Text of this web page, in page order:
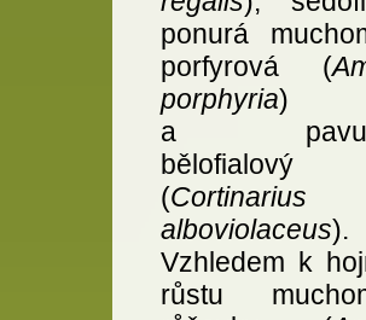
ponurá
porfyrová (
porphyria)
a
bělofialový
(Cortinarius
alboviolaceus).
Vzhledem k
růstu